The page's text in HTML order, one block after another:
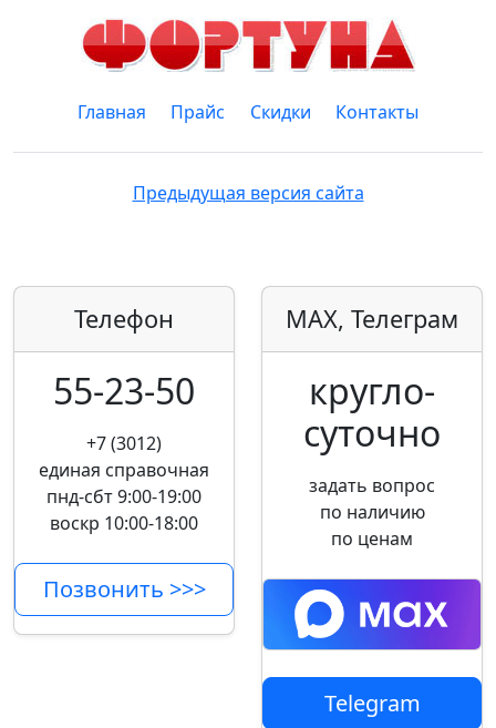
Главная Прайс Скидки Контакты
Предыдущая версия сайта
Телефон
55-23-50
+7 (3012)
единая справочная
пнд-сбт 9:00-19:00
воскр 10:00-18:00
Позвонить >>>
MAX, Телеграм
кругло­
суточно
задать вопрос
по наличию
по ценам
Telegram